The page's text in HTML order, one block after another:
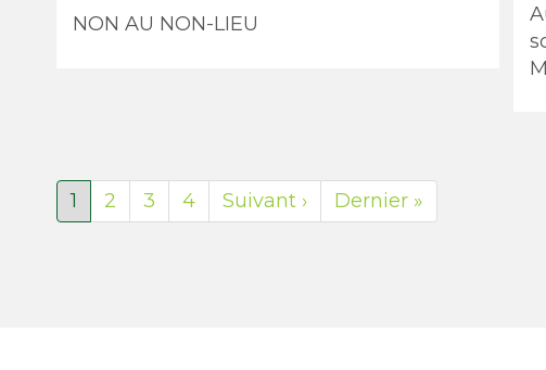
NON AU NON-LIEU
Page
courante
1 Page
2 Page
3 Page
4
Page
suivante
Suivant ›
Dernière
page
Dernier »